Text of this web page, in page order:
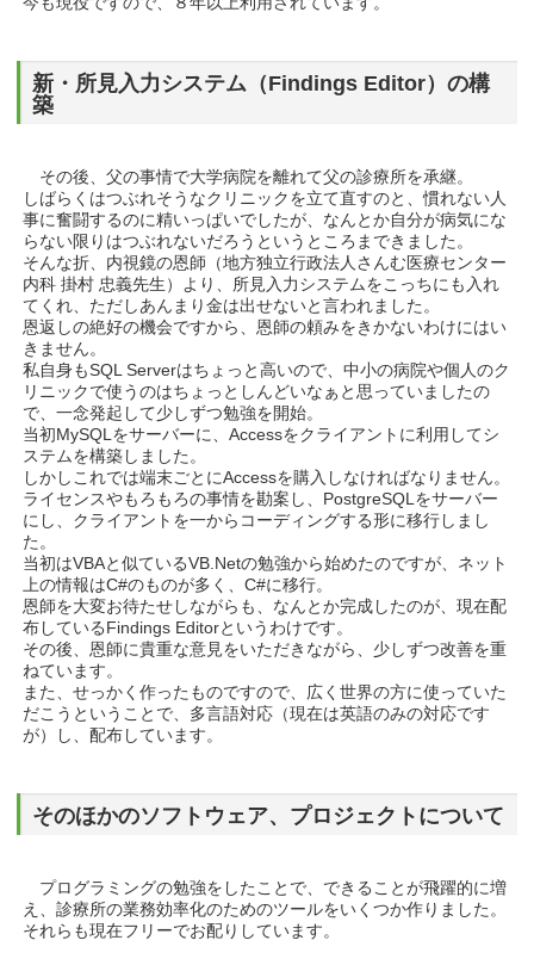
新・所見入力システム（Findings Editor）の構
築
その後、父の事情で大学病院を離れて父の診療所を承継。
しばらくはつぶれそうなクリニックを立て直すのと、慣れない人
事に奮闘するのに精いっぱいでしたが、なんとか自分が病気にな
らない限りはつぶれないだろうというところまできました。
そんな折、内視鏡の恩師（地方独立行政法人さんむ医療センター
内科 掛村 忠義先生）より、所見入力システムをこっちにも入れ
てくれ、ただしあんまり金は出せないと言われました。
恩返しの絶好の機会ですから、恩師の頼みをきかないわけにはい
きません。
私自身もSQL Serverはちょっと高いので、中小の病院や個人のク
リニックで使うのはちょっとしんどいなぁと思っていましたの
で、一念発起して少しずつ勉強を開始。
当初MySQLをサーバーに、Accessをクライアントに利用してシ
ステムを構築しました。
しかしこれでは端末ごとにAccessを購入しなければなりません。
ライセンスやもろもろの事情を勘案し、PostgreSQLをサーバー
にし、クライアントを一からコーディングする形に移行しまし
た。
当初はVBAと似ているVB.Netの勉強から始めたのですが、ネット
上の情報はC#のものが多く、C#に移行。
恩師を大変お待たせしながらも、なんとか完成したのが、現在配
布しているFindings Editorというわけです。
その後、恩師に貴重な意見をいただきながら、少しずつ改善を重
ねています。
また、せっかく作ったものですので、広く世界の方に使っていた
だこうということで、多言語対応（現在は英語のみの対応です
が）し、配布しています。
そのほかのソフトウェア、プロジェクトについて
プログラミングの勉強をしたことで、できることが飛躍的に増
え、診療所の業務効率化のためのツールをいくつか作りました。
それらも現在フリーでお配りしています。